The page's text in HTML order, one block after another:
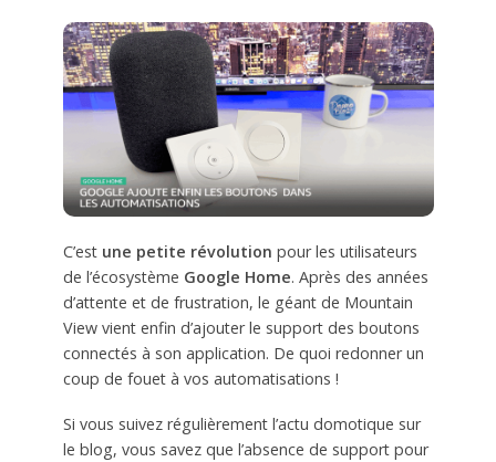
C’est une petite révolution pour les utilisateurs
de l’écosystème Google Home. Après des années
d’attente et de frustration, le géant de Mountain
View vient enfin d’ajouter le support des boutons
connectés à son application. De quoi redonner un
coup de fouet à vos automatisations !
Si vous suivez régulièrement l’actu domotique sur
le blog, vous savez que l’absence de support pour